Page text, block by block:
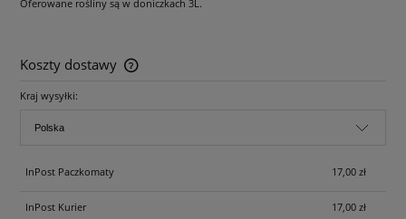
Oferowane rośliny są w doniczkach 3L.
Koszty dostawy
Cena nie zawiera ewentualnych kosztów płatności
Kraj wysyłki:
InPost Paczkomaty 17,00 zł
InPost Kurier 17,00 zł